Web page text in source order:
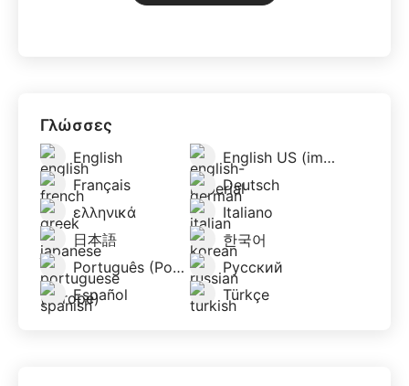
Γλώσσες
English
English US (imperial)
Français
Deutsch
ελληνικά
Italiano
日本語
한국어
Português (Portugal)
Русский
Español
Türkçe